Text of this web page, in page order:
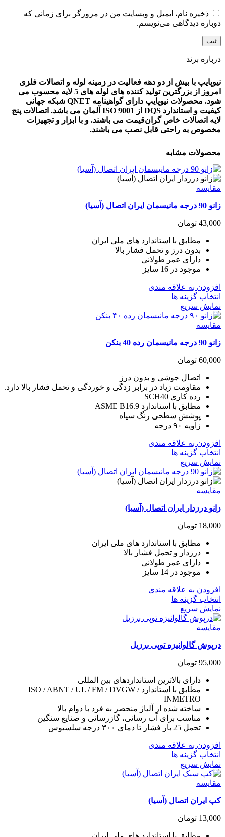
ذخیره نام، ایمیل و وبسایت من در مرورگر برای زمانی که
دوباره دیدگاهی می‌نویسم.
درباره برند
نیوپایپ با بیش از دو دهه فعالیت در زمینه لوله و اتصالات فلزی
امروز از بزرگترین تولید کننده های لوله های 5 لایه محسوب می
شود. محصولات نیوپایپ دارای گواهینامه QNET شبکه جهانی
کیفیت و استاندارد DQS از ISO 9001 آلمان می باشد. اتصالات پنج
لایه اتصالات خاص گران‌قیمت می باشند. و با ابزار و تجهیزات
مخصوص به راحتی قابل نصب می باشند.
محصولات مشابه
مقايسه
زانو 90 درجه مانیسمان ایران اتصال (آسیا)
43,000 تومان
مطابق با استاندارد های ملی ایران
بدون درز و تحمل فشار بالا
دارای عمر طولانی
موجود در 16 سایز
افزودن به علاقه مندی
انتخاب گزینه ها
دارای
می
ممکن
است
در
صفحه
محصول
انتخاب
نمایش سریع
مقايسه
زانو 90 درجه مانیسمان رده 40 بنکن
60,000 تومان
اتصال جوشی و بدون درز
مقاومت زیاد در برابر زدگی و خوردگی و تحمل فشار بالا دارد.
رده کاری SCH40
مطابق با استاندارد ASME B16.9
پوشش سطحی رنگ سیاه
زاویه ۹۰ درجه
افزودن به علاقه مندی
انتخاب گزینه ها
دارای
انواع
باشد.
ممکن
است
در
صفحه
محصول
شوند
نمایش سریع
مقايسه
زانو درزدار ایران اتصال (آسیا)
18,000 تومان
مطابق با استاندارد های ملی ایران
درزدار و تحمل فشار بالا
دارای عمر طولانی
موجود در 14 سایز
افزودن به علاقه مندی
انتخاب گزینه ها
دارای
می
ممکن
است
در
صفحه
محصول
انتخاب
شوند
نمایش سریع
مقايسه
درپوش گالوانیزه توپی برزیل
95,000 تومان
دارای بالاترین استانداردهای بین المللی
مطابق با استاندارد ISO / ABNT / UL / FM / DVGW /
INMETRO
ساخته شده از آلیاژ منحصر به فرد با دوام بالا
مناسب برای آب رسانی، گازرسانی و صنایع سنگین
تحمل 25 بار فشار تا دمای ۳۰۰ درجه سلسیوس
افزودن به علاقه مندی
انتخاب گزینه ها
دارای
می
ها
نمایش سریع
مقايسه
کپ ایران اتصال (آسیا)
13,000 تومان